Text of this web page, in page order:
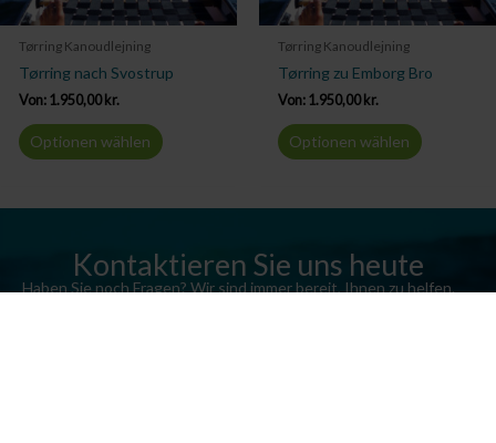
Tørring Kanoudlejning
Tørring nach Svostrup
Von: 1.950,00kr.
Optionen wählen
Tørring Kanoudlejning
Tørring zu Emborg Bro
Von: 1.950,00kr.
Optionen wählen
Kontaktieren Sie uns heute
Haben Sie noch Fragen? Wir sind immer bereit, Ihnen zu helfen.